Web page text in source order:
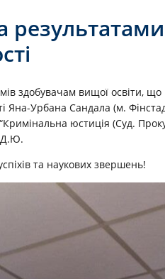
здобувачам вищої освіти, що
Яна-Урбана Сандала (м.
юстиція (Суд.
Д.Ю.
та наукових звершень!